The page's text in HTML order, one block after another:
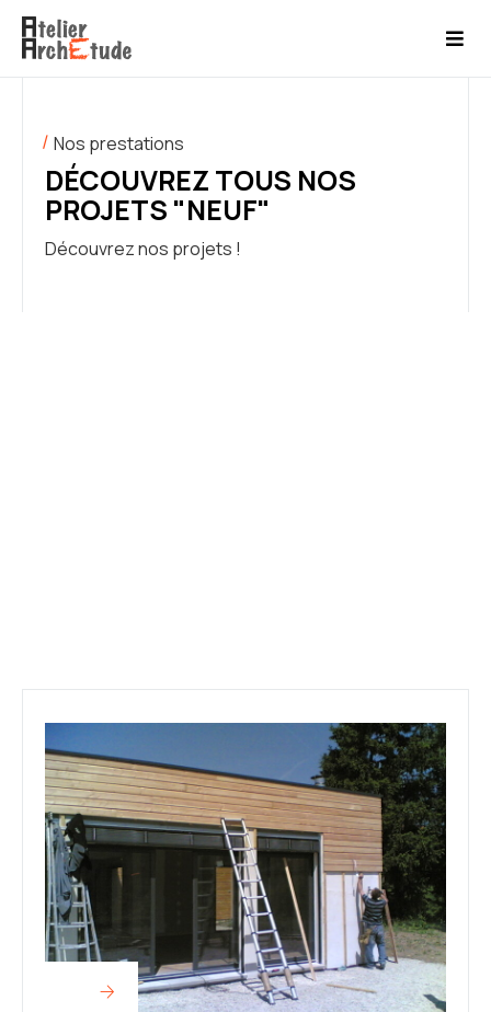
Nos prestations
DÉCOUVREZ TOUS NOS
PROJETS "NEUF"
Découvrez nos projets !